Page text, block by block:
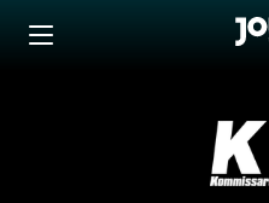
Zum Inhalt springen